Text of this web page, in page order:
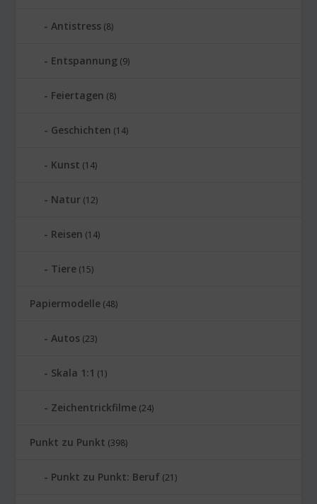
Antistress (8)
Entspannung (9)
Feiertagen (8)
Geschichten (14)
Kunst (14)
Natur (12)
Reisen (14)
Tiere (15)
Papiermodelle (48)
Autos (23)
Skala 1:1 (1)
Zeichentrickfilme (24)
Punkt zu Punkt (398)
Punkt zu Punkt: Beruf (21)